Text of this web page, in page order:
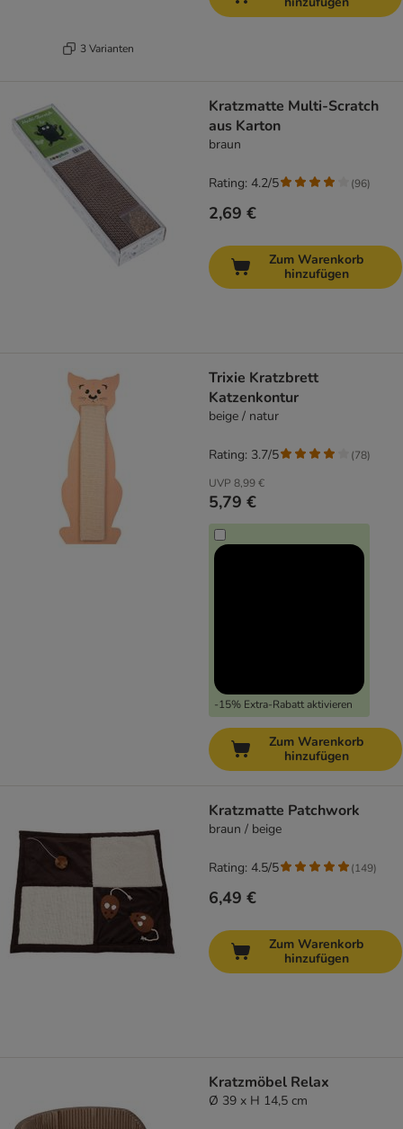
3 Varianten
Kratzmatte Multi-Scratch
aus Karton
braun
2,69 €
Rating: 4.2/5 (96)
Zum Warenkorb
hinzufügen
Trixie Kratzbrett
Katzenkontur
beige / natur
UVP 8,99 €
5,79 €
-15% Extra-Rabatt aktivieren
Rating: 3.7/5 (78)
Zum Warenkorb
hinzufügen
Kratzmatte Patchwork
braun / beige
6,49 €
Rating: 4.5/5 (149)
Zum Warenkorb
hinzufügen
Kratzmöbel Relax
Ø 39 x H 14,5 cm